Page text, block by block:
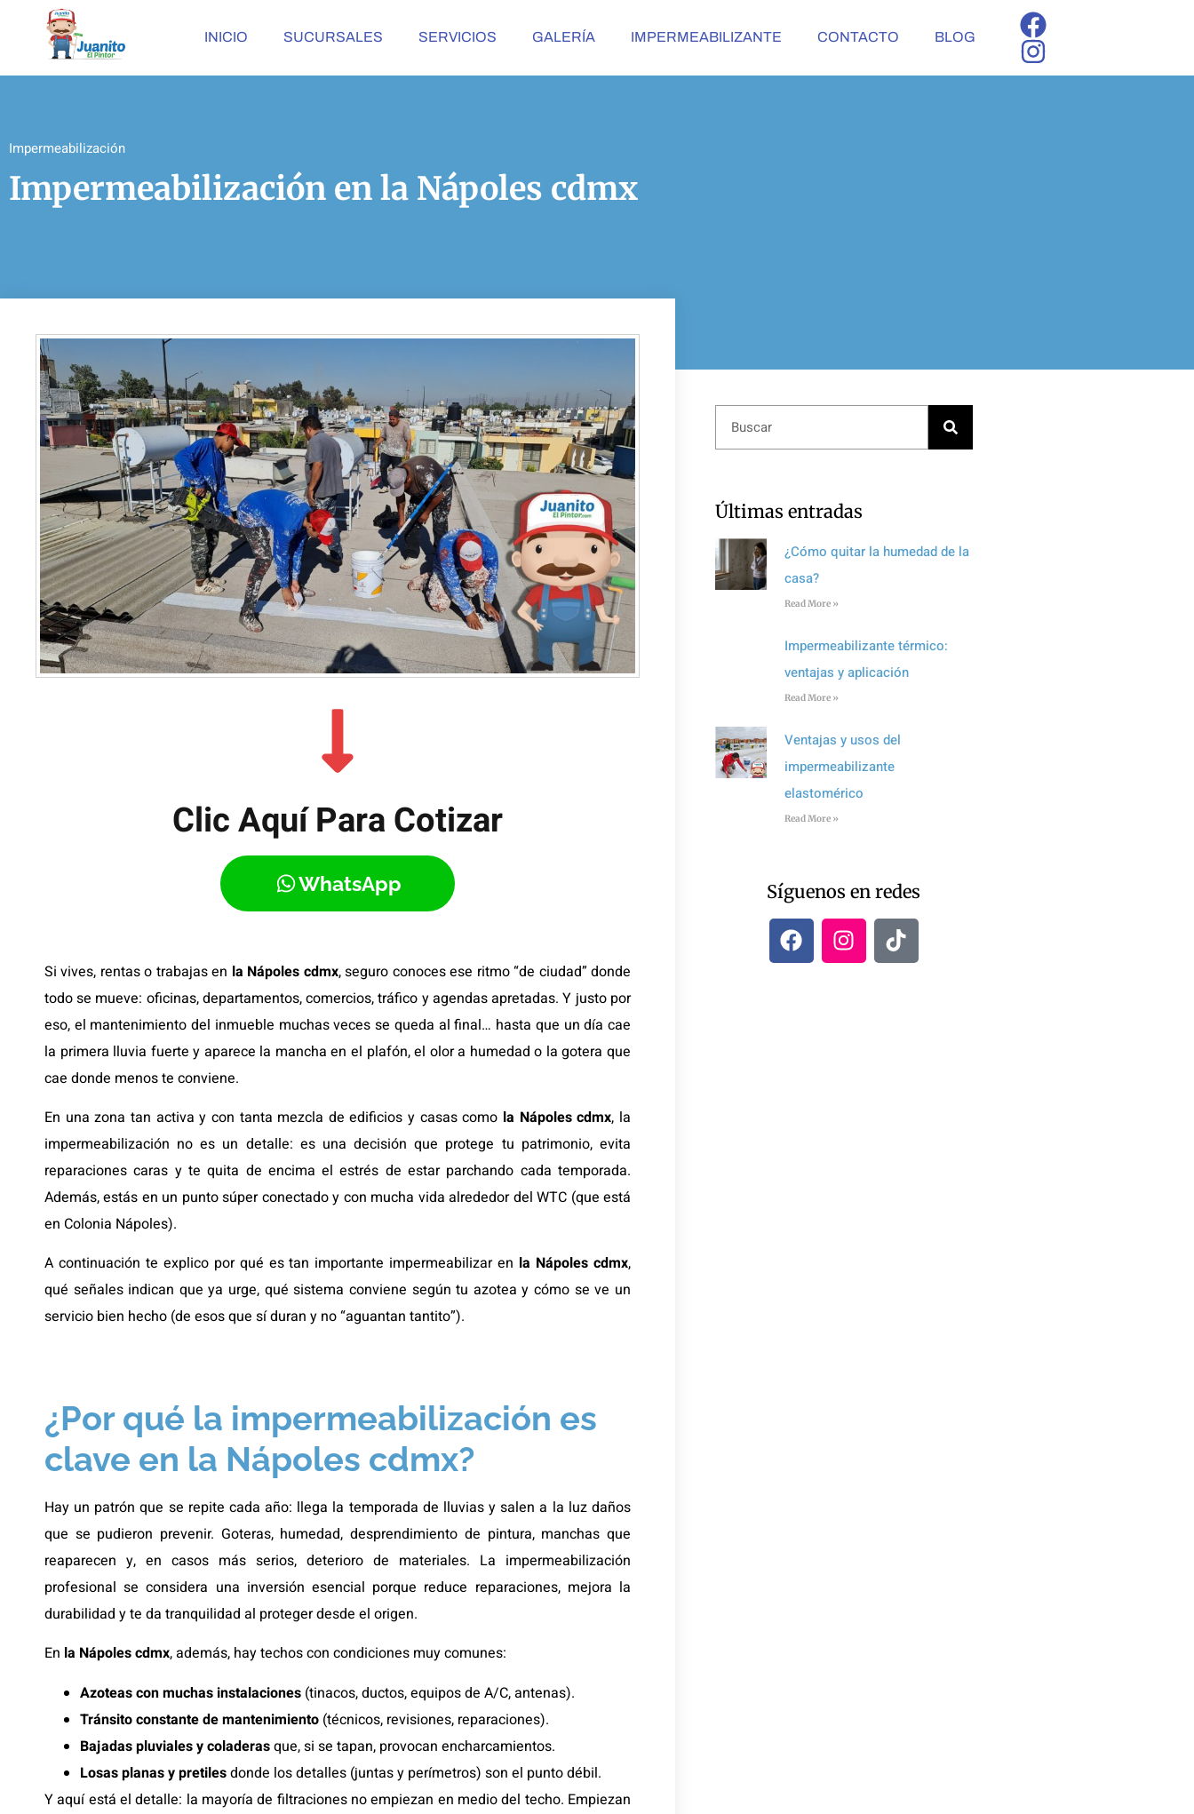
INICIO SUCURSALES SERVICIOS GALERÍA IMPERMEABILIZANTE CONTACTO BLOG
Impermeabilización
Impermeabilización en la Nápoles cdmx
Clic Aquí Para Cotizar​
WhatsApp
Si vives, rentas o trabajas en la Nápoles cdmx, seguro conoces ese ritmo “de ciudad” donde
todo se mueve: oficinas, departamentos, comercios, tráfico y agendas apretadas. Y justo por
eso, el mantenimiento del inmueble muchas veces se queda al final… hasta que un día cae
la primera lluvia fuerte y aparece la mancha en el plafón, el olor a humedad o la gotera que
cae donde menos te conviene.
En una zona tan activa y con tanta mezcla de edificios y casas como la Nápoles cdmx, la
impermeabilización no es un detalle: es una decisión que protege tu patrimonio, evita
reparaciones caras y te quita de encima el estrés de estar parchando cada temporada.
Además, estás en un punto súper conectado y con mucha vida alrededor del WTC (que está
en Colonia Nápoles).
A continuación te explico por qué es tan importante impermeabilizar en la Nápoles cdmx,
qué señales indican que ya urge, qué sistema conviene según tu azotea y cómo se ve un
servicio bien hecho (de esos que sí duran y no “aguantan tantito”).
¿Por qué la impermeabilización es
clave en la Nápoles cdmx?
Hay un patrón que se repite cada año: llega la temporada de lluvias y salen a la luz daños
que se pudieron prevenir. Goteras, humedad, desprendimiento de pintura, manchas que
reaparecen y, en casos más serios, deterioro de materiales. La impermeabilización
profesional se considera una inversión esencial porque reduce reparaciones, mejora la
durabilidad y te da tranquilidad al proteger desde el origen.
En la Nápoles cdmx, además, hay techos con condiciones muy comunes:
Azoteas con muchas instalaciones (tinacos, ductos, equipos de A/C, antenas).
Tránsito constante de mantenimiento (técnicos, revisiones, reparaciones).
Bajadas pluviales y coladerasque, si se tapan, provocan encharcamientos.
Losas planas y pretilesdonde los detalles (juntas y perímetros) son el punto débil.
Y aquí está el detalle: la mayoría de filtraciones no empiezan en medio del techo. Empiezan
Últimas entradas
¿Cómo quitar la humedad de la
casa?
Read More »
Impermeabilizante térmico:
ventajas y aplicación
Read More »
Ventajas y usos del
impermeabilizante
elastomérico
Read More »
Síguenos en redes